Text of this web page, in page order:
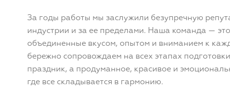
За годы работы мы заслужили безупречную
индустрии и за ее пределами. Наша команда —
объединенные вкусом, опытом и вниманием к
бережно сопровождаем на всех этапах
праздник, а продуманное, красивое и
где все складывается в гармонию.